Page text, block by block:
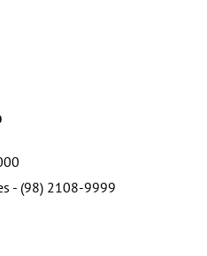
- (98) 2108-9999